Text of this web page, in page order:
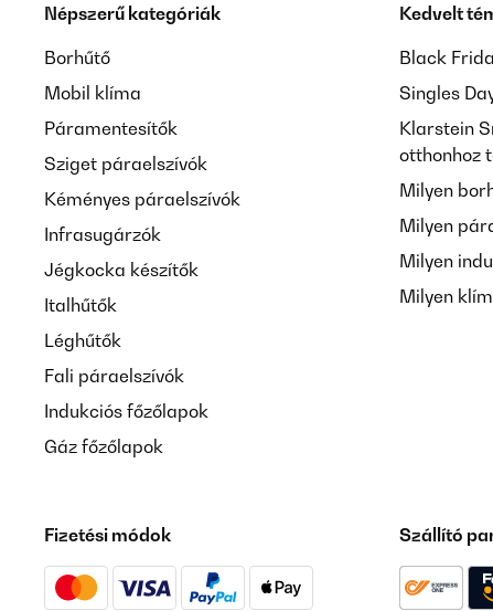
Népszerű kategóriák
Borhűtő
Mobil klíma
Páramentesítők
Sziget páraelszívók
Kéményes páraelszívók
Infrasugárzók
Jégkocka készítők
Italhűtők
Léghűtők
Fali páraelszívók
Indukciós főzőlapok
Gáz főzőlapok
Kedvelt
Black
Singles
Klarstein
otthonhoz
Milyen
Milyen
Milyen
Milyen
Fizetési módok Szállító